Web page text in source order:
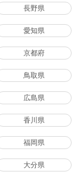
長野県
愛知県
京都府
鳥取県
広島県
香川県
福岡県
大分県